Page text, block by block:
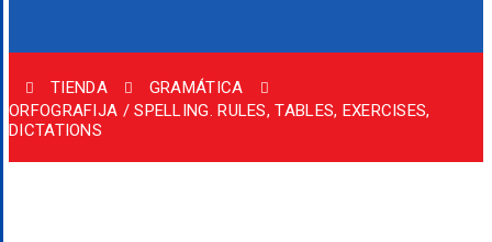
TIENDA
GRAMÁTICA
ORFOGRAFIJA / SPELLING. RULES, TABLES, EXERCISES,
DICTATIONS